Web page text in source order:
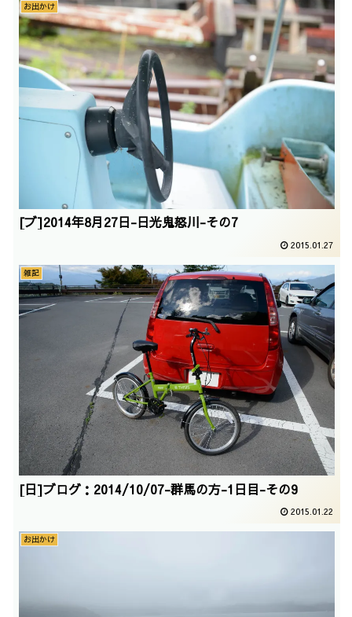
お出かけ
[ブ]2014年8月27日-日光鬼怒川-その7
2015.01.27
雑記
[日]ブログ：2014/10/07-群馬の方-1日目-その9
2015.01.22
お出かけ